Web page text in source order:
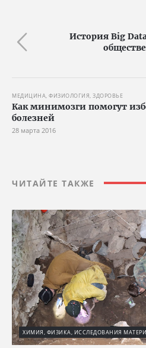
История Big
МЕДИЦИНА, ФИЗИОЛОГИЯ, ЗДОРОВЬЕ
Как минимозги помогут
болезней
28 марта 2016
ЧИТАЙТЕ ТАКЖЕ
ХИМИЯ, ФИЗИКА, ИССЛЕДОВАНИЯ